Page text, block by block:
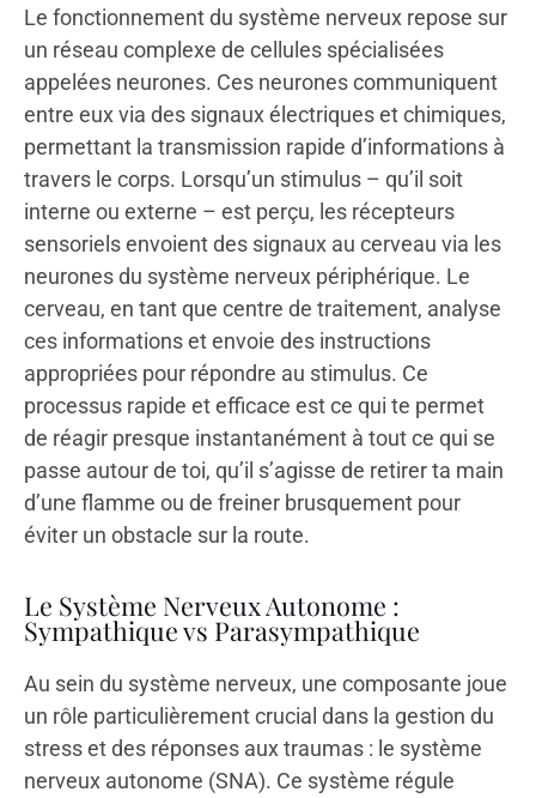
Le fonctionnement du système nerveux repose sur
un réseau complexe de cellules spécialisées
appelées neurones. Ces neurones communiquent
entre eux via des signaux électriques et chimiques,
permettant la transmission rapide d’informations à
travers le corps. Lorsqu’un stimulus – qu’il soit
interne ou externe – est perçu, les récepteurs
sensoriels envoient des signaux au cerveau via les
neurones du système nerveux périphérique. Le
cerveau, en tant que centre de traitement, analyse
ces informations et envoie des instructions
appropriées pour répondre au stimulus. Ce
processus rapide et efficace est ce qui te permet
de réagir presque instantanément à tout ce qui se
passe autour de toi, qu’il s’agisse de retirer ta main
d’une flamme ou de freiner brusquement pour
éviter un obstacle sur la route.
Le Système Nerveux Autonome :
Sympathique vs Parasympathique
Au sein du système nerveux, une composante joue
un rôle particulièrement crucial dans la gestion du
stress et des réponses aux traumas : le système
nerveux autonome (SNA). Ce système régule